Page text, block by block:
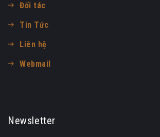
Đối tác
Tin Tức
Liên hệ
Webmail
Newsletter